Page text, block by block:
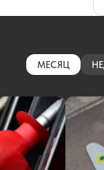
МЕСЯЦ